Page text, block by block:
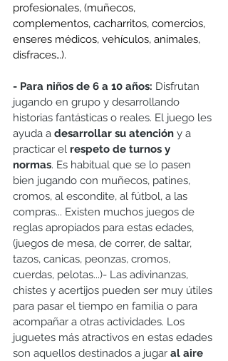
profesionales, (muñecos,
complementos, cacharritos, comercios,
enseres médicos, vehículos, animales,
disfraces…).
- Para niños de 6 a 10 años: Disfrutan
jugando en grupo y desarrollando
historias fantásticas o reales. El juego les
ayuda a desarrollar su atención y a
practicar el respeto de turnos y
normas. Es habitual que se lo pasen
bien jugando con muñecos, patines,
cromos, al escondite, al fútbol, a las
compras... Existen muchos juegos de
reglas apropiados para estas edades,
(juegos de mesa, de correr, de saltar,
tazos, canicas, peonzas, cromos,
cuerdas, pelotas...)- Las adivinanzas,
chistes y acertijos pueden ser muy útiles
para pasar el tiempo en familia o para
acompañar a otras actividades. Los
juguetes más atractivos en estas edades
son aquellos destinados a jugar al aire